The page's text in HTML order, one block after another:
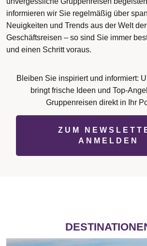
informieren wir Sie regelmäßig über
Neuigkeiten und Trends aus der Welt
Geschäftsreisen – so sind Sie immer
und einen Schritt voraus.
Bleiben Sie inspiriert und informiert:
bringt frische Ideen und Top-
Gruppenreisen direkt in Ihr
ZUM
ANMELDEN